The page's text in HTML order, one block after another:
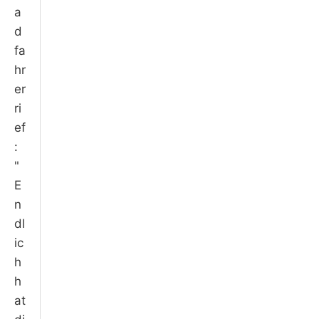
a
d
fa
hr
er
ri
ef
:
"
E
n
dl
ic
h
h
at